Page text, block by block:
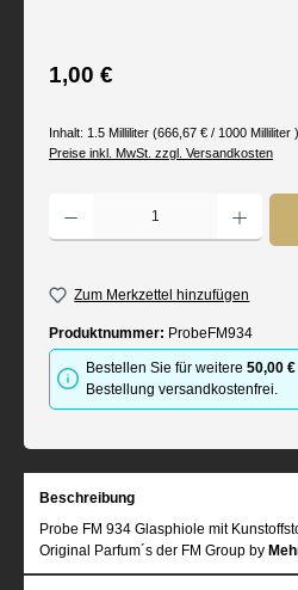
Regulärer Preis:
1,00 €
Inhalt: 1.5 Milliliter (666,67 € / 1000 Milliliter )
Preise inkl. MwSt. zzgl. Versandkosten
Produkt Anzahl: Gib den gewünschten
Zum Merkzettel hinzufügen
Produktnummer: ProbeFM934
Bestellen Sie für weitere50,00 €
Bestellung versandkostenfrei.
Beschreibung
Probe FM 934 Glasphiole mit
Original Parfum´s der FM Group by